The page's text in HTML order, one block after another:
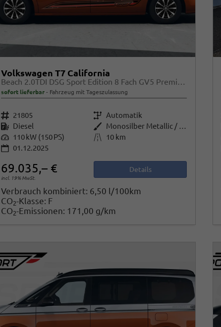
Volkswagen T7 California
Beach 2.0TDI DSG Sport Edition 8 Fach GV5 Premium+
sofort lieferbar Fahrzeug mit Tageszulassung
Fahrzeugnr. 21805 GetriebeAutomatik
Kraftstoff Diesel Außenfarbe
Monosilber Metallic / Energetic Orange Metallic
Leistung 110 kW (150 PS) Kilometerstand
10 km
01.12.2025
69.035,– €
incl. 19% MwSt.
Details
Verbrauch kombiniert: 6,50 l/100km
CO2-Klasse: F
CO2-Emissionen: 171,00 g/km